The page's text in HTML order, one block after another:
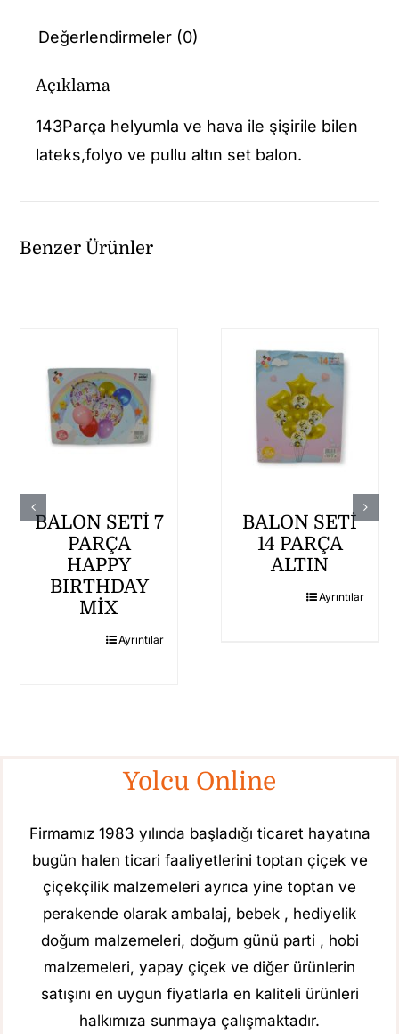
Değerlendirmeler (0)
Açıklama
143Parça helyumla ve hava ile şişirile bilen
lateks,folyo ve pullu altın set balon.
Benzer Ürünler
BALON SETİ 7
PARÇA
HAPPY
BIRTHDAY
MİX
Ayrıntılar
BALON SETİ
14 PARÇA
ALTIN
Ayrıntılar
Yolcu Online
Firmamız 1983 yılında başladığı ticaret hayatına
bugün halen ticari faaliyetlerini toptan çiçek ve
çiçekçilik malzemeleri ayrıca yine toptan ve
perakende olarak ambalaj, bebek , hediyelik
doğum malzemeleri, doğum günü parti , hobi
malzemeleri, yapay çiçek ve diğer ürünlerin
satışını en uygun fiyatlarla en kaliteli ürünleri
halkımıza sunmaya çalışmaktadır.